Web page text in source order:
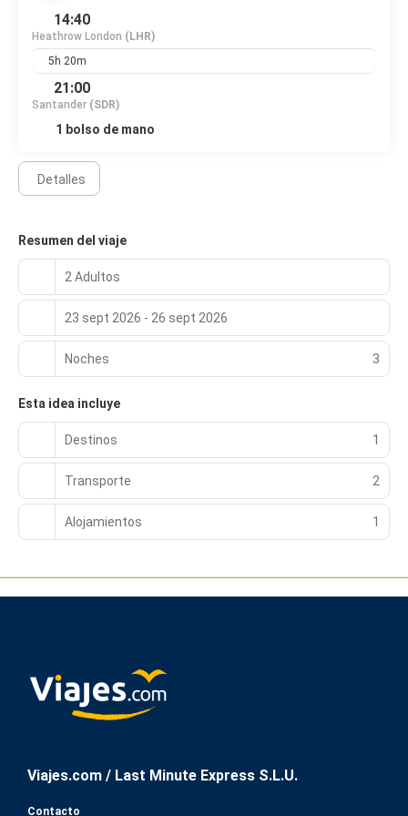
Tendrás tintorería, un servicio de recepción las 24 horas y
consigna de equipaje a tu disposición.
14:40
Heathrow London (LHR)
5h 20m
21:00
Santander (SDR)
1 bolso de mano
Detalles
Resumen del viaje
2 Adultos
23 sept 2026 - 26 sept 2026
Noches 3
Esta idea incluye
Destinos 1
Transporte 2
Alojamientos 1
Viajes.com / Last Minute Express S.L.U.
Contacto